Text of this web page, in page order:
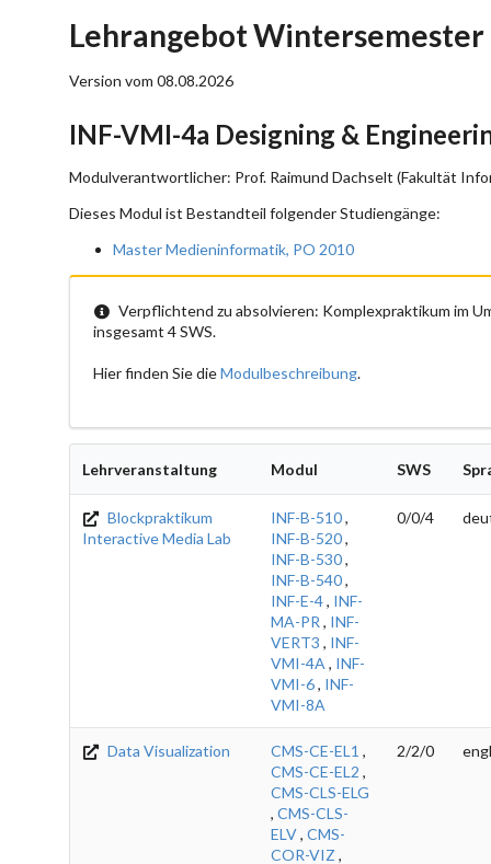
Lehrangebot
Version vom 08.08.2026
INF-VMI-4a Designing &
Modulverantwortlicher: Prof. Raimund Dachselt (Fakultät
Dieses Modul ist Bestandteil folgender Studiengänge:
Master Medieninformatik, PO 2010
Verpflichtend zu absolvieren: Komplexpraktikum im
insgesamt 4 SWS.
Hier finden Sie dieModulbeschreibung.
Lehrveranstaltung Modul SWS
Blockpraktikum
Interactive Media Lab
INF-B-510,
INF-B-520,
INF-B-530,
INF-B-540,
INF-E-4, INF-
MA-PR , INF-
VERT3 , INF-
VMI-4A , INF-
VMI-6, INF-
VMI-8A
0/0/4
Data Visualization CMS-CE-EL1 ,
CMS-CE-EL2 ,
CMS-CLS-ELG
, CMS-CLS-
ELV, CMS-
COR-VIZ ,
2/2/0